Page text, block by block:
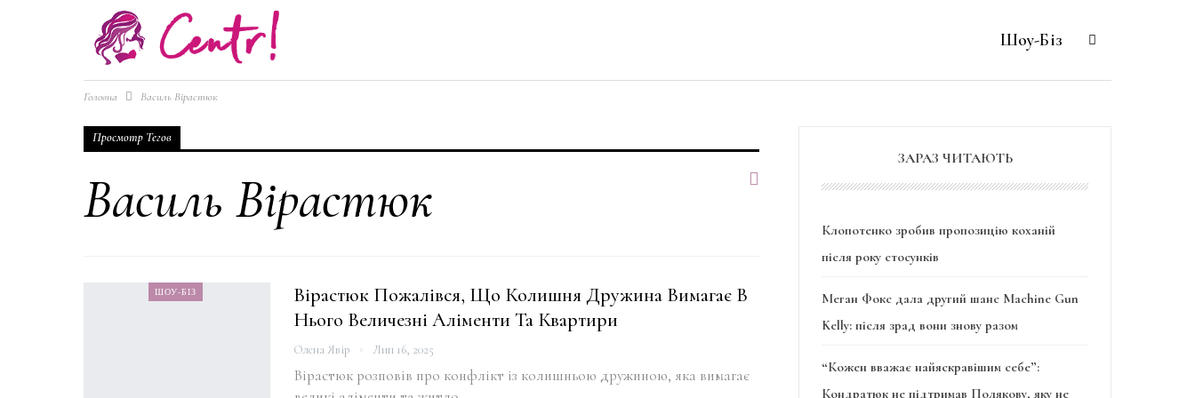
Шоу-Біз
Головна Василь Вірастюк
Просмотр Тегов
Василь Вірастюк
ШОУ-БІЗ
Вірастюк Пожалівся, Що Колишня Дружина Вимагає В
Нього Величезні Аліменти Та Квартири
Олена Явір Лип 16, 2025
Вірастюк розповів про конфлікт із колишньою дружиною, яка вимагає
ЗАРАЗ ЧИТАЮТЬ
Клопотенко зробив пропозицію коханій
після року стосунків
Меган Фокс дала другий шанс Machine Gun
Kelly: після зрад вони знову разом
“Кожен вважає найяскравішим себе”:
Кондратюк не підтримав Полякову, яку не